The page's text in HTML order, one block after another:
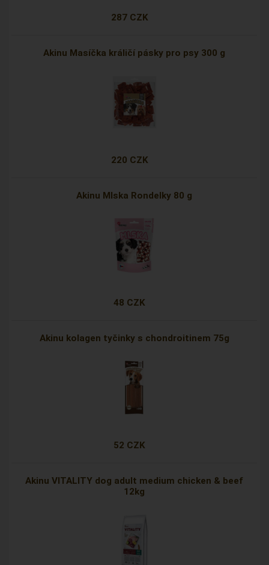
287 CZK
Akinu Masíčka králičí pásky pro psy 300 g
220 CZK
Akinu Mlska Rondelky 80 g
48 CZK
Akinu kolagen tyčinky s chondroitinem 75g
52 CZK
Akinu VITALITY dog adult medium chicken & beef
12kg